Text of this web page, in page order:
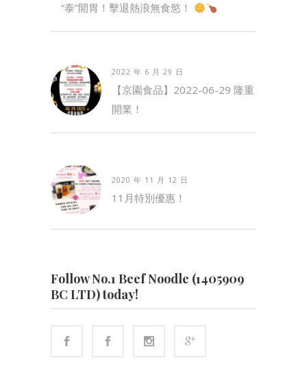
“泰”開胃！擊退熱浪無食慾！
2022 年 6 月 29 日
【京園食品】2022-06-29 隆重
開業！
2020 年 11 月 12 日
11月特別優惠！
Follow No.1 Beef Noodle (1405909
BC LTD) today!